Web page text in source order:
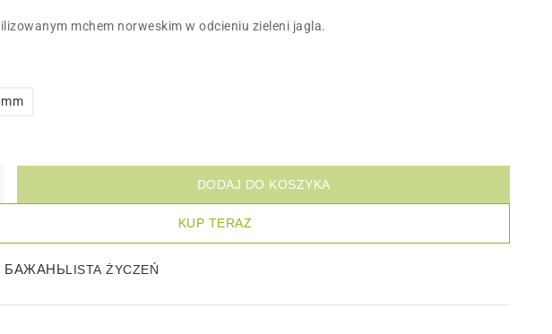
mchem norweskim w odcieniu zieleni jagla.
DODAJ DO KOSZYKA
KUP TERAZ
БАЖАНЬ